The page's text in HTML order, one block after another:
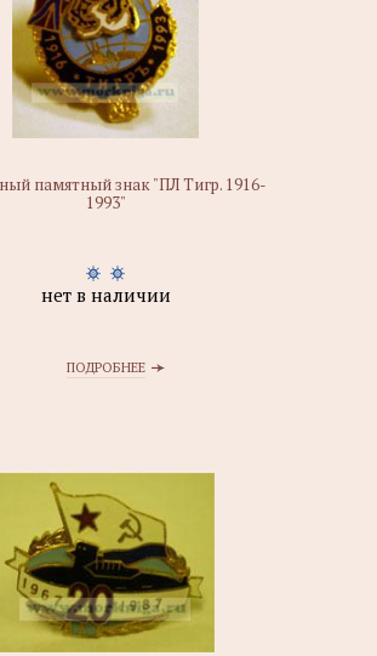
памятный знак "ПЛ Тигр. 1916-
1993"
нет в наличии
ПОДРОБНЕЕ